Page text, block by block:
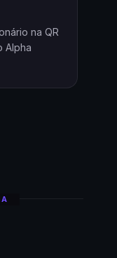
na QR
Alpha